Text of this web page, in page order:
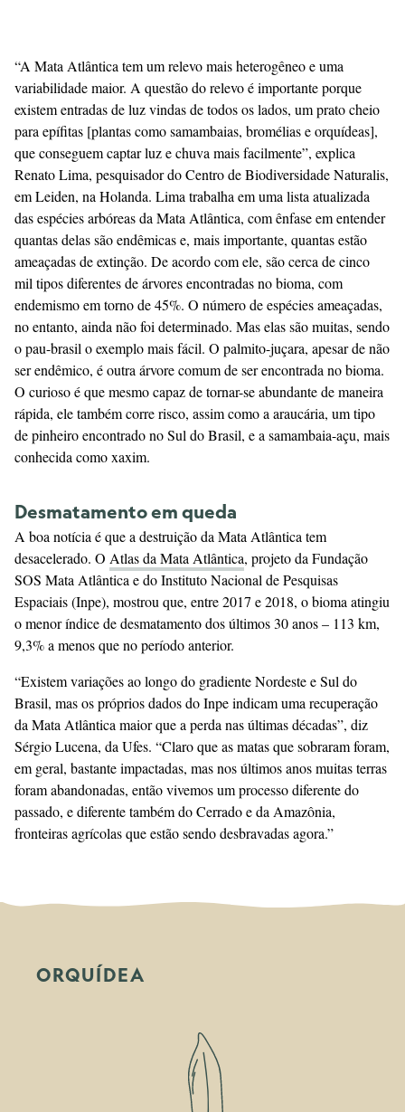
“A Mata Atlântica tem um relevo mais heterogêneo e uma
variabilidade maior. A questão do relevo é importante porque
existem entradas de luz vindas de todos os lados, um prato cheio
para epífitas [plantas como samambaias, bromélias e orquídeas],
que conseguem captar luz e chuva mais facilmente”, explica
Renato Lima, pesquisador do Centro de Biodiversidade Naturalis,
em Leiden, na Holanda. Lima trabalha em uma lista atualizada
das espécies arbóreas da Mata Atlântica, com ênfase em entender
quantas delas são endêmicas e, mais importante, quantas estão
ameaçadas de extinção. De acordo com ele, são cerca de cinco
mil tipos diferentes de árvores encontradas no bioma, com
endemismo em torno de 45%. O número de espécies ameaçadas,
no entanto, ainda não foi determinado. Mas elas são muitas, sendo
o pau-brasil o exemplo mais fácil. O palmito-juçara, apesar de não
ser endêmico, é outra árvore comum de ser encontrada no bioma.
O curioso é que mesmo capaz de tornar-se abundante de maneira
rápida, ele também corre risco, assim como a araucária, um tipo
de pinheiro encontrado no Sul do Brasil, e a samambaia-açu, mais
conhecida como xaxim.
Desmatamento em queda
A boa notícia é que a destruição da Mata Atlântica tem
desacelerado. O Atlas da Mata Atlântica, projeto da Fundação
SOS Mata Atlântica e do Instituto Nacional de Pesquisas
Espaciais (Inpe), mostrou que, entre 2017 e 2018, o bioma atingiu
o menor índice de desmatamento dos últimos 30 anos – 113 km,
9,3% a menos que no período anterior.
“Existem variações ao longo do gradiente Nordeste e Sul do
Brasil, mas os próprios dados do Inpe indicam uma recuperação
da Mata Atlântica maior que a perda nas últimas décadas”, diz
Sérgio Lucena, da Ufes. “Claro que as matas que sobraram foram,
em geral, bastante impactadas, mas nos últimos anos muitas terras
foram abandonadas, então vivemos um processo diferente do
passado, e diferente também do Cerrado e da Amazônia,
fronteiras agrícolas que estão sendo desbravadas agora.”
ORQUÍDEA